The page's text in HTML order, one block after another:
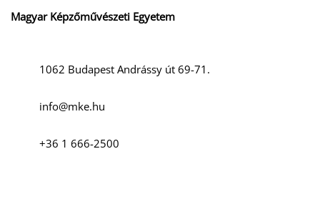
Magyar Képzőművészeti Egyetem
1062 Budapest Andrássy út 69-71.
info@mke.hu
+36 1 666-2500